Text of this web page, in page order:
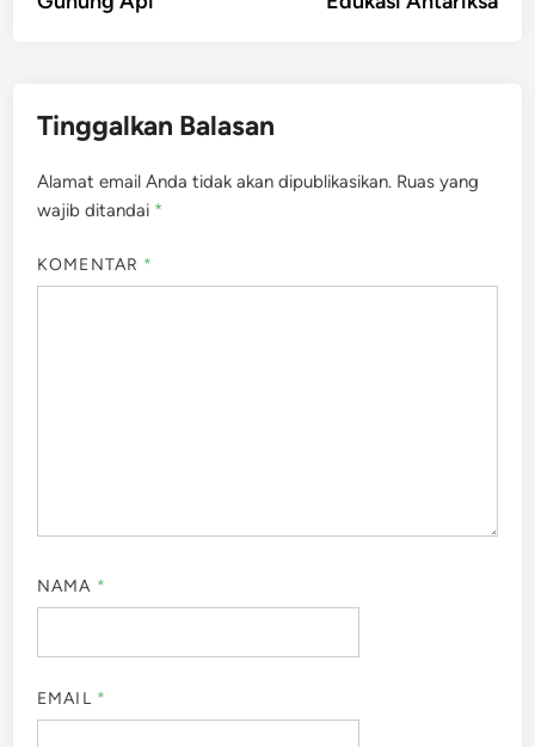
pos
Tinggalkan Balasan
Alamat email Anda tidak akan dipublikasikan. Ruas yang
wajib ditandai *
KOMENTAR *
NAMA *
EMAIL *